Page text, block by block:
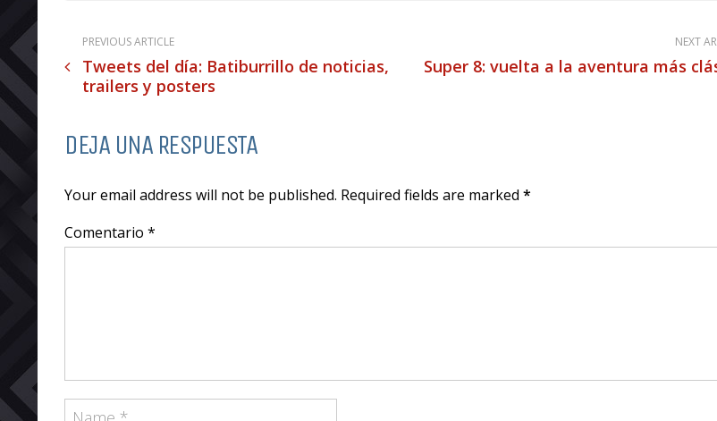
PREVIOUS ARTICLE
Tweets del día: Batiburrillo de noticias,
trailers y posters
NEXT
Super 8: vuelta a la aventura más
DEJA UNA RESPUESTA
Your email address will not be published. Required fields are marked *
Comentario *